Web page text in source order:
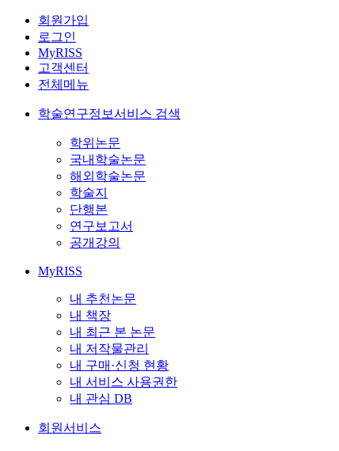
회원가입
로그인
MyRISS
고객센터
전체메뉴
학술연구정보서비스 검색
학위논문
국내학술논문
해외학술논문
학술지
단행본
연구보고서
공개강의
MyRISS
내 추천논문
내 책장
내 최근 본 논문
내 저작물관리
내 구매·신청 현황
내 서비스 사용권한
내 관심 DB
회원서비스